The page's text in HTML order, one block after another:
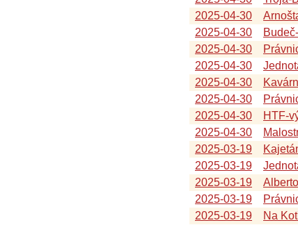
2025-04-30
2025-04-30
2025-04-30
2025-04-30
2025-04-30
2025-04-30
2025-04-30
HTF-
2025-04-30
2025-03-19
2025-03-19
2025-03-19
2025-03-19
2025-03-19
Na